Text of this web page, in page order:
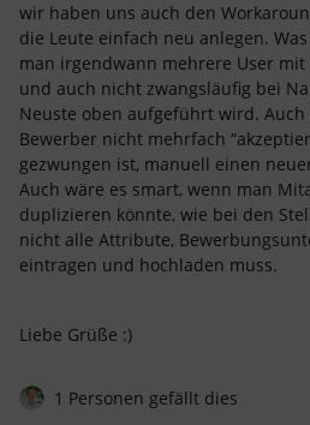
wir haben uns auch den
die Leute einfach neu anlegen.
man irgendwann mehrere User
und auch nicht zwangsläufig bei
Neuste oben aufgeführt wird. Auch
Bewerber nicht mehrfach
gezwungen ist, manuell einen
Auch wäre es smart, wenn man
duplizieren könnte, wie bei den
nicht alle Attribute,
eintragen und hochladen muss.
Liebe Grüße :)
1 Personen gefällt dies